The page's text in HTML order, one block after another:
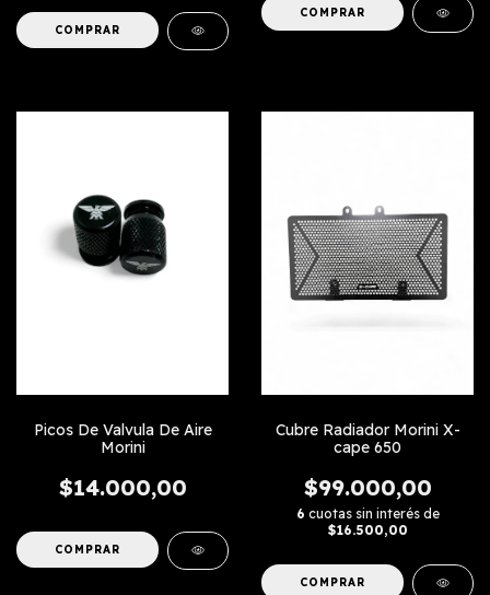
COMPRAR
Picos De Valvula De Aire
Morini
$14.000,00
COMPRAR
Cubre Radiador Morini X-
cape 650
$99.000,00
6 cuotas sin interés de
$16.500,00